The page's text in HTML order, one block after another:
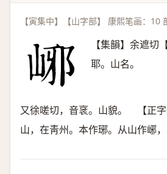
【寅集中】【山字部】 康熙笔画：10
【集韻】余遮切
耶。山名。
又徐嗟切，音衺。山貌。 【正
山，在靑州。本作琊。从山作峫，